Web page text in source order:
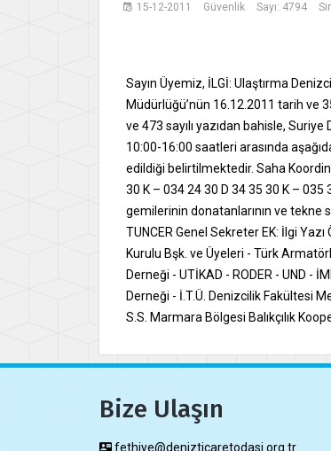
15-12-2011 Güvenlik Sayı: 4794
Sayın Üyemiz, İLGİ: Ulaştırma
Müdürlüğü’nün 16.12.2011 tarih ve
ve 473 sayılı yazıdan bahisle,
10:00-16:00 saatleri arasında
edildiği belirtilmektedir. Saha
30 K – 034 24 30 D 34 35 30 K –
gemilerinin donatanlarının ve tekne
TUNCER Genel Sekreter EK: İlgi
Kurulu Bşk. ve Üyeleri - Türk
Derneği - UTİKAD - RODER - UND -
Derneği - İ.T.Ü. Denizcilik Fakültesi
S.S. Marmara Bölgesi Balıkçılık
Bize Ulaşın
fethiye@denizticaretodasi.org.tr